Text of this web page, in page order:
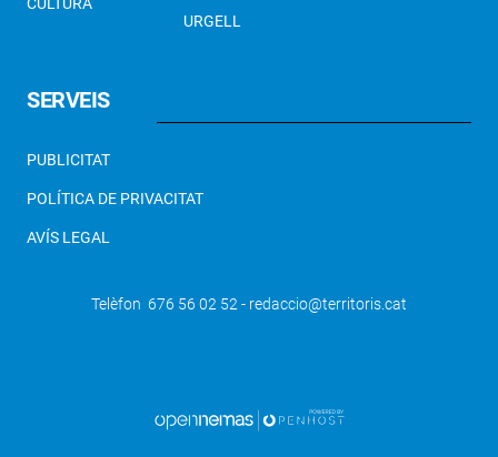
CULTURA
URGELL
SERVEIS
PUBLICITAT
POLÍTICA DE PRIVACITAT
AVÍS LEGAL
Telèfon 676 56 02 52 - redaccio@territoris.cat